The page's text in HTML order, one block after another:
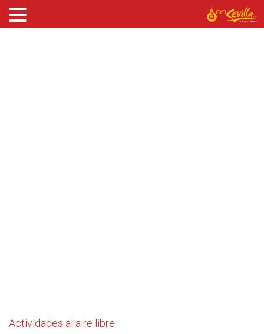
Actividades al aire libre